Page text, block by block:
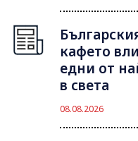
кафето
едни от
в света
08.08.2026